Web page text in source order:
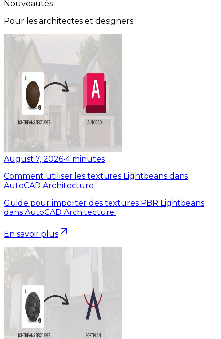
Nouveautés
Pour les architectes et designers
August 7, 2026•4 minutes
Comment utiliser les textures Lightbeans dans
AutoCAD Architecture
Guide pour importer des textures PBR Lightbeans
dans AutoCAD Architecture.
En savoir plus